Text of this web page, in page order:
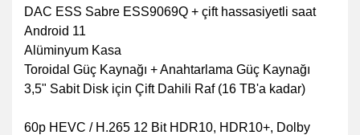
DAC ESS Sabre ESS9069Q + çift hassasiyetli saat
Android 11
Alüminyum Kasa
Toroidal Güç Kaynağı + Anahtarlama Güç Kaynağı
3,5" Sabit Disk için Çift Dahili Raf (16 TB'a kadar)
60p HEVC / H.265 12 Bit HDR10, HDR10+, Dolby